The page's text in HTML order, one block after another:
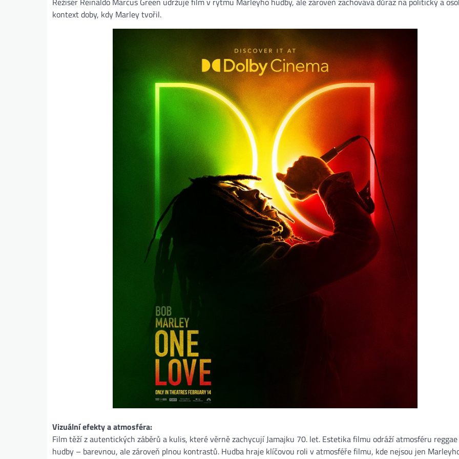
kontext doby, kdy Marley tvořil​.
Vizuální efekty a atmosféra:
Film těží z autentických záběrů a kulis, které věrně zachycují Jamajku 70. let. Estetika filmu odráží atmosféru reggae
hudby – barevnou, ale zároveň plnou kontrastů. Hudba hraje klíčovou roli v atmosféře filmu, kde nejsou jen